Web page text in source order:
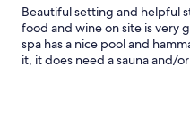
Beautiful setting and helpful
food and wine on site is very
spa has a nice pool and
it, it does need a sauna and/